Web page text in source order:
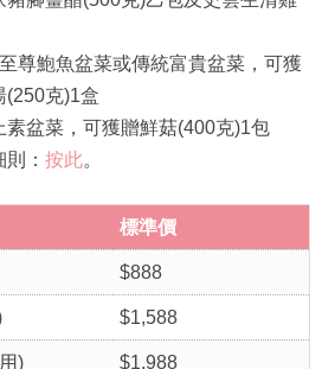
尊鮑魚盆菜或傳統富貴盆菜，可獲
(250克)1盒
素盆菜，可獲贈鮮菇(400克)1包
： 按此。
標準價
$888
$1,588
) $1,988